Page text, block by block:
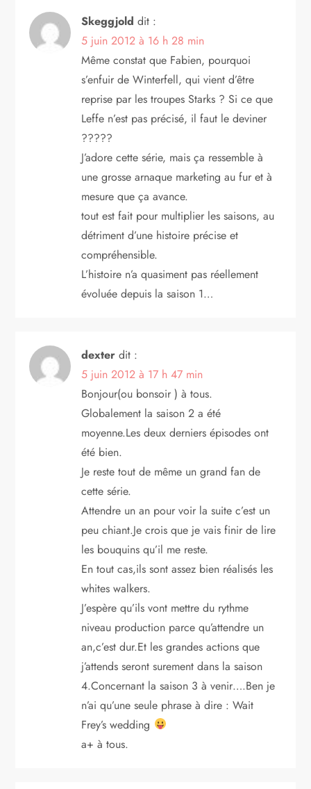
Skeggjold dit :
5 juin 2012 à 16 h 28 min
Même constat que Fabien, pourquoi
s’enfuir de Winterfell, qui vient d’être
reprise par les troupes Starks ? Si ce que
Leffe n’est pas précisé, il faut le deviner
?????
J’adore cette série, mais ça ressemble à
une grosse arnaque marketing au fur et à
mesure que ça avance.
tout est fait pour multiplier les saisons, au
détriment d’une histoire précise et
compréhensible.
L’histoire n’a quasiment pas réellement
évoluée depuis la saison 1…
dexter dit :
5 juin 2012 à 17 h 47 min
Bonjour(ou bonsoir ) à tous.
Globalement la saison 2 a été
moyenne.Les deux derniers épisodes ont
été bien.
Je reste tout de même un grand fan de
cette série.
Attendre un an pour voir la suite c’est un
peu chiant.Je crois que je vais finir de lire
les bouquins qu’il me reste.
En tout cas,ils sont assez bien réalisés les
whites walkers.
J’espère qu’ils vont mettre du rythme
niveau production parce qu’attendre un
an,c’est dur.Et les grandes actions que
j’attends seront surement dans la saison
4.Concernant la saison 3 à venir….Ben je
n’ai qu’une seule phrase à dire : Wait
Frey’s wedding
a+ à tous.